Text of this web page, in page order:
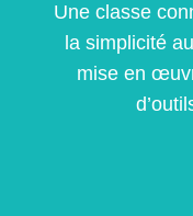
Une classe
la simplicité
mise en